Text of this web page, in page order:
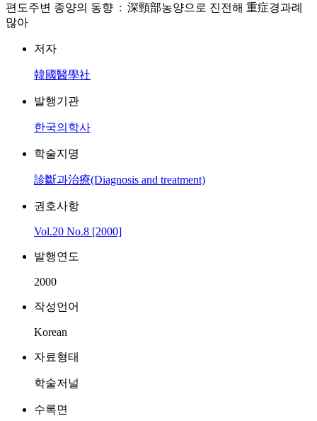
편도주변 종양의 동향 : 深頸部농양으로 진전해 重症경과례
많아
저자
韓國醫學社
발행기관
한국의학사
학술지명
診斷과治療(Diagnosis and treatment)
권호사항
Vol.20 No.8 [2000]
발행연도
2000
작성언어
Korean
자료형태
학술저널
수록면